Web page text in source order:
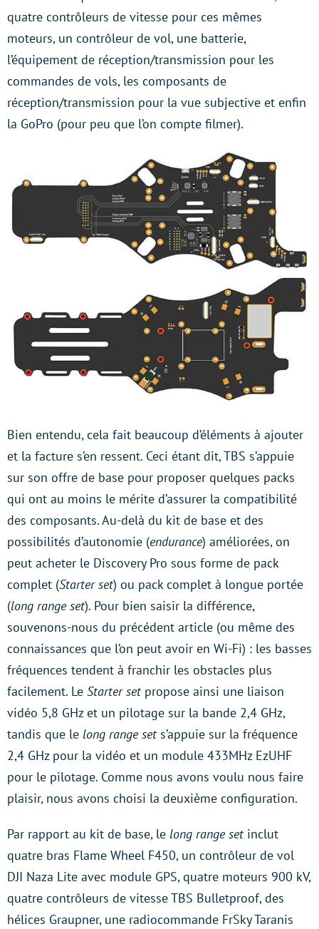
quatre contrôleurs de vitesse pour ces mêmes
moteurs, un contrôleur de vol, une batterie,
l’équipement de réception/transmission pour les
commandes de vols, les composants de
réception/transmission pour la vue subjective et enfin
la GoPro (pour peu que l’on compte filmer).
Bien entendu, cela fait beaucoup d’éléments à ajouter
et la facture s’en ressent. Ceci étant dit, TBS s’appuie
sur son offre de base pour proposer quelques packs
qui ont au moins le mérite d’assurer la compatibilité
des composants. Au-delà du kit de base et des
possibilités d’autonomie (endurance) améliorées, on
peut acheter le Discovery Pro sous forme de pack
complet (Starter set) ou pack complet à longue portée
(long range set). Pour bien saisir la différence,
souvenons-nous du précédent article (ou même des
connaissances que l’on peut avoir en Wi-Fi) : les basses
fréquences tendent à franchir les obstacles plus
facilement. Le Starter setpropose ainsi une liaison
vidéo 5,8 GHz et un pilotage sur la bande 2,4 GHz,
tandis que le long range sets’appuie sur la fréquence
2,4 GHz pour la vidéo et un module 433MHz EzUHF
pour le pilotage. Comme nous avons voulu nous faire
plaisir, nous avons choisi la deuxième configuration.
Par rapport au kit de base, le long range setinclut
quatre bras Flame Wheel F450, un contrôleur de vol
DJI Naza Lite avec module GPS, quatre moteurs 900 kV,
quatre contrôleurs de vitesse TBS Bulletproof, des
hélices Graupner, une radiocommande FrSky Taranis